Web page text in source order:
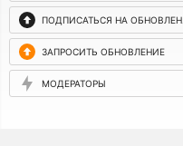
ПОДПИСАТЬСЯ НА ОБНОВЛЕНИЯ
ЗАПРОСИТЬ ОБНОВЛЕНИЕ
МОДЕРАТОРЫ